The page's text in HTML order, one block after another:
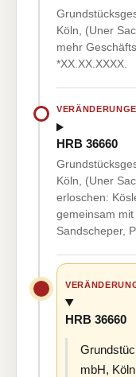
Köln, (Uner
mehr
*XX.XX.XXXX.
HRB 36660
Köln, (Uner
erloschen:
gemeinsam
Sandscheper,
HRB 36660
mbH,